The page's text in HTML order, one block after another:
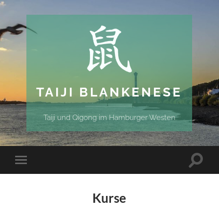
TAIJI BLANKENESE
Taiji und Qigong im Hamburger Westen
Kurse